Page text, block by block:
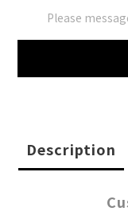
Please
Description